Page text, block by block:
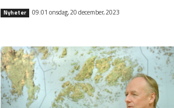
Nyheter 09:01 onsdag, 20 december, 2023